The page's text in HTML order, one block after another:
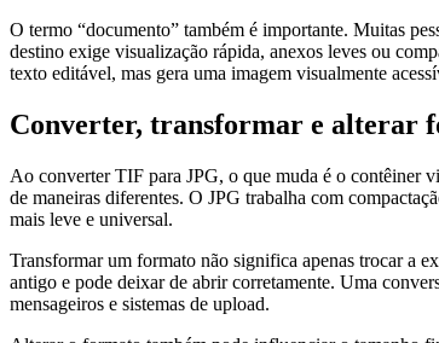
O termo “documento” também é importante. Muitas
destino exige visualização rápida, anexos leves ou
texto editável, mas gera uma imagem visualmente
Converter, transformar e alterar
Ao converter TIF para JPG, o que muda é o contêiner
de maneiras diferentes. O JPG trabalha com
mais leve e universal.
Transformar um formato não significa apenas trocar a
antigo e pode deixar de abrir corretamente. Uma
mensageiros e sistemas de upload.